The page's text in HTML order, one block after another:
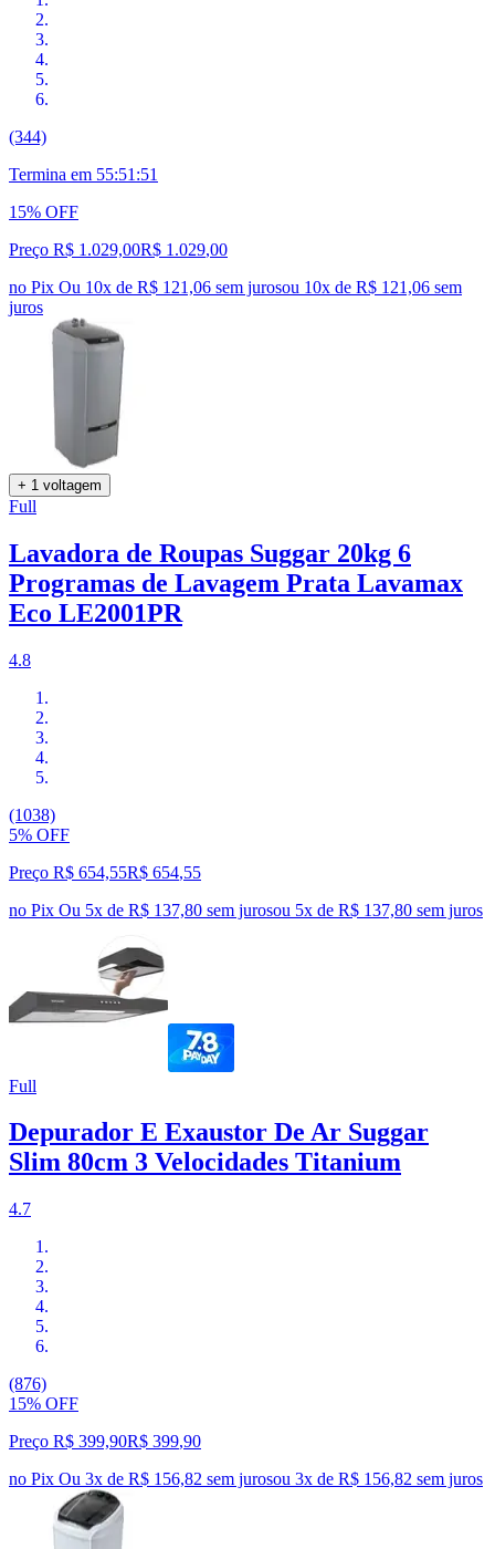
(344)
Termina em 55:51:50
15% OFF
Preço R$ 1.029,00R$ 1.029,00
no Pix Ou 10x de R$ 121,06 sem jurosou 10x de R$ 121,06 sem
juros
+ 1 voltagem
Full
Lavadora de Roupas Suggar 20kg 6
Programas de Lavagem Prata Lavamax
Eco LE2001PR
4.8
(1038)
5% OFF
Preço R$ 654,55R$ 654,55
no Pix Ou 5x de R$ 137,80 sem jurosou 5x de R$ 137,80 sem juros
Full
Depurador E Exaustor De Ar Suggar
Slim 80cm 3 Velocidades Titanium
4.7
(876)
15% OFF
Preço R$ 399,90R$ 399,90
no Pix Ou 3x de R$ 156,82 sem jurosou 3x de R$ 156,82 sem juros